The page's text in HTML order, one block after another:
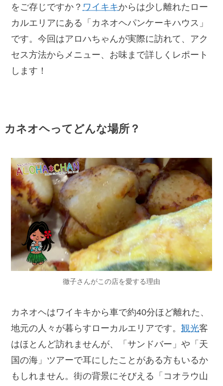
をご存じですか？ ワイキキからは少し離れたロー
カルエリアにある「カネオヘパンケーキハウス」
です。今回はアロハちゃんが実際に訪れて、アク
セス方法からメニュー、お味まで詳しくレポート
します！
カネオヘってどんな場所？
徹子さんがこの店を愛する理由
カネオヘはワイキキから車で約40分ほど離れた、
地元の人々が暮らすローカルエリアです。観光客
はほとんど訪れませんが、「サンドバー」や「天
国の海」ツアーで耳にしたことがある方もいるか
もしれません。街の背景にそびえる「コオラウ山